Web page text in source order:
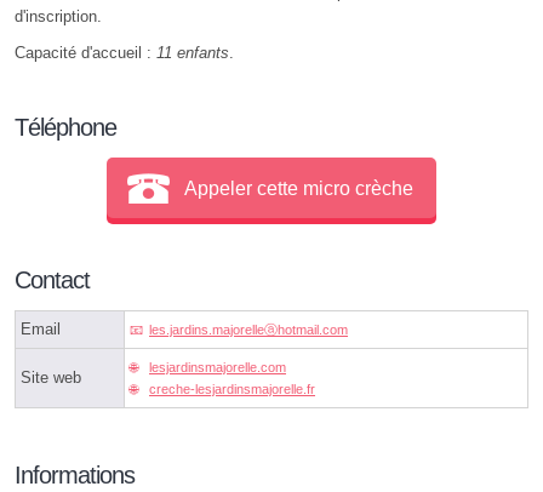
d'inscription.
Capacité d'accueil : 11 enfants.
Téléphone
Appeler cette micro crèche
Contact
Email les.jardins.majorelleⓐhotmail.com
Site web
lesjardinsmajorelle.com
creche-lesjardinsmajorelle.fr
Informations